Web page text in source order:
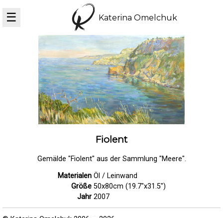
☰ Katerina Omelchuk
Fiolent
Gemälde "Fiolent" aus der Sammlung "Meere".
Materialen Öl / Leinwand
Größe 50x80cm (19.7"x31.5")
Jahr 2007